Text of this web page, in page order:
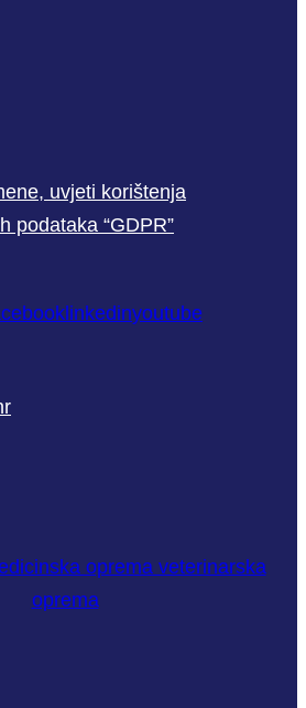
uvjeti korištenja
podataka “GDPR”
linkedinyoutube